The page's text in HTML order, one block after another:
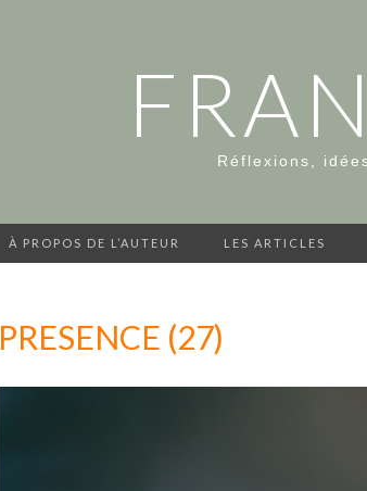
Réflexions,
À PROPOS DE L’AUTEUR LES ARTICLES
PRESENCE (27)